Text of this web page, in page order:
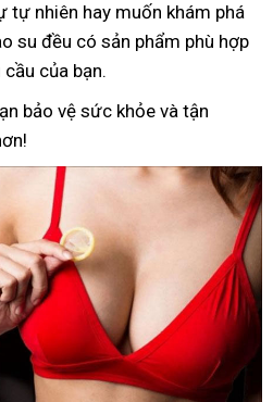
tự nhiên hay muốn khám phá
su đều có sản phẩm phù hợp
của bạn.
bảo vệ sức khỏe và tận